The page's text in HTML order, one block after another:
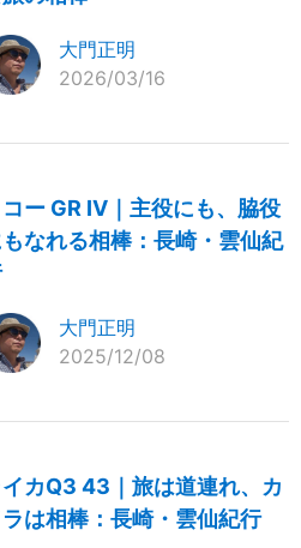
大門正明
2026/03/16
コー GR IV｜主役にも、脇役
なれる相棒：長崎・雲仙紀
大門正明
2025/12/08
イカQ3 43｜旅は道連れ、カ
ラは相棒：長崎・雲仙紀行